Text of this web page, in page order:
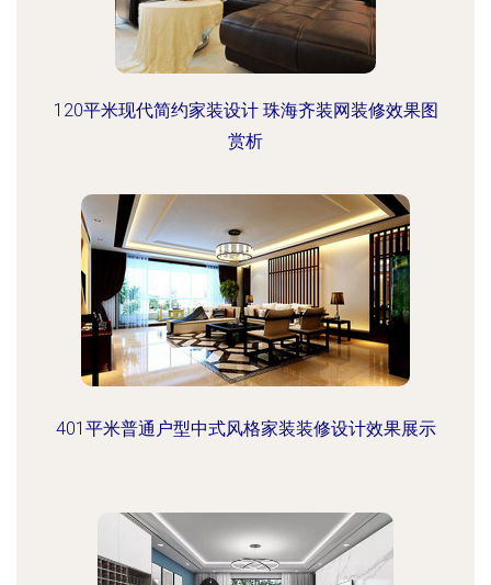
120平米现代简约家装设计 珠海齐装网装修效果图
赏析
401平米普通户型中式风格家装装修设计效果展示